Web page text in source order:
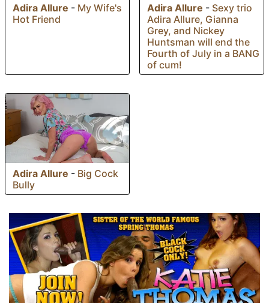
Adira Allure - My Wife's
Hot Friend
Adira Allure - Sexy trio
Adira Allure, Gianna
Grey, and Nickey
Huntsman will end the
Fourth of July in a BANG
of cum!
Adira Allure - Big Cock
Bully